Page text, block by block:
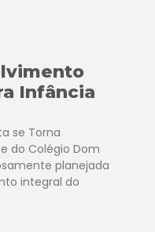
Infância
se Torna
do Colégio Dom
planejada
integral do